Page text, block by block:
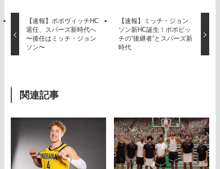
【速報】ポポヴィッチHC
退任、スパーズ新時代へ
〜後任はミッチ・ジョン
ソン〜
【速報】ミッチ・ジョン
ソン新HC誕生！ポポビッ
チの“後継者”とスパーズ新
時代
関連記事